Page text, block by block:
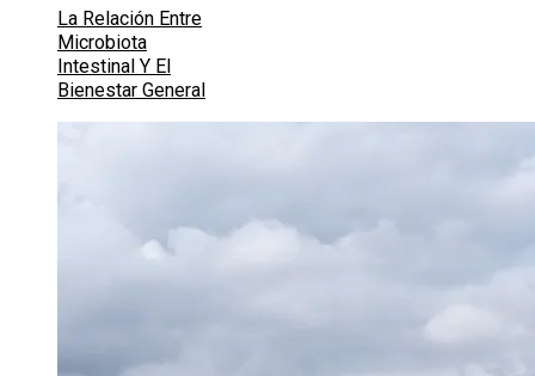
La Relación Entre
Microbiota
Intestinal Y El
Bienestar General